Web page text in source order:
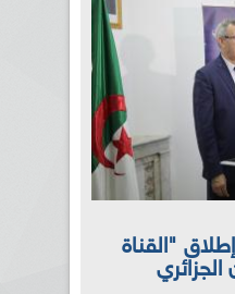
"القناة
الجزائري